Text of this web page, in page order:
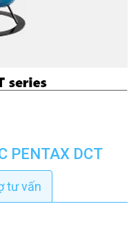
PENTAX DCT
tư vấn